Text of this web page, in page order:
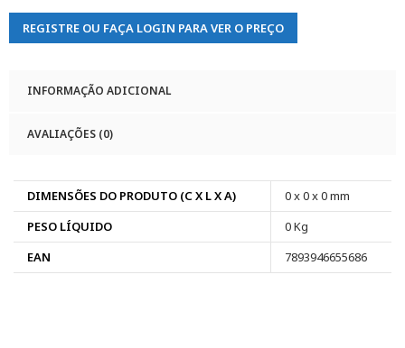
REGISTRE OU FAÇA LOGIN PARA VER O PREÇO
INFORMAÇÃO ADICIONAL
AVALIAÇÕES (0)
DIMENSÕES DO PRODUTO (C X L X A)
0 x 0 x 0 mm
PESO LÍQUIDO
0 Kg
EAN
7893946655686